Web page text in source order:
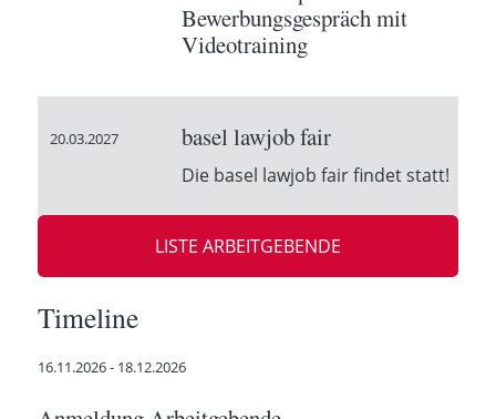
Bewerbungsgespräch mit
Videotraining
20.03.2027 basel lawjob fair
Die basel lawjob fair findet statt!
LISTE ARBEITGEBENDE
Timeline
16.11.2026 - 18.12.2026